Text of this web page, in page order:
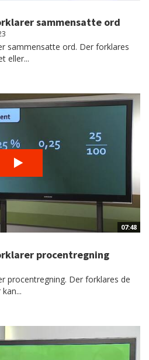
sammensatte ord
sammensatte ord. Der forklares
eller...
07:48
procentregning
procentregning. Der forklares de